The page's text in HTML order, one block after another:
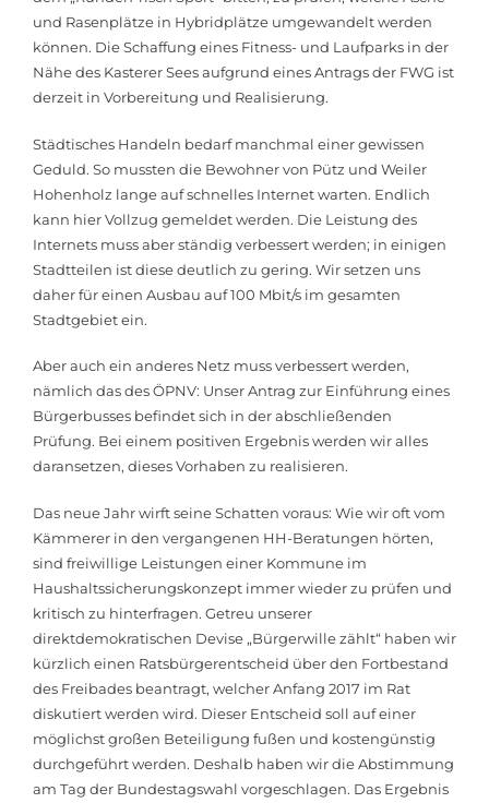
und Rasenplätze in Hybridplätze umgewandelt werden
können. Die Schaffung eines Fitness- und Laufparks in der
Nähe des Kasterer Sees aufgrund eines Antrags der FWG ist
derzeit in Vorbereitung und Realisierung.
Städtisches Handeln bedarf manchmal einer gewissen
Geduld. So mussten die Bewohner von Pütz und Weiler
Hohenholz lange auf schnelles Internet warten. Endlich
kann hier Vollzug gemeldet werden. Die Leistung des
Internets muss aber ständig verbessert werden; in einigen
Stadtteilen ist diese deutlich zu gering. Wir setzen uns
daher für einen Ausbau auf 100 Mbit/s im gesamten
Stadtgebiet ein.
Aber auch ein anderes Netz muss verbessert werden,
nämlich das des ÖPNV: Unser Antrag zur Einführung eines
Bürgerbusses befindet sich in der abschließenden
Prüfung. Bei einem positiven Ergebnis werden wir alles
daransetzen, dieses Vorhaben zu realisieren.
Das neue Jahr wirft seine Schatten voraus: Wie wir oft vom
Kämmerer in den vergangenen HH-Beratungen hörten,
sind freiwillige Leistungen einer Kommune im
Haushaltssicherungskonzept immer wieder zu prüfen und
kritisch zu hinterfragen. Getreu unserer
direktdemokratischen Devise „Bürgerwille zählt“ haben wir
kürzlich einen Ratsbürgerentscheid über den Fortbestand
des Freibades beantragt, welcher Anfang 2017 im Rat
diskutiert werden wird. Dieser Entscheid soll auf einer
möglichst großen Beteiligung fußen und kostengünstig
durchgeführt werden. Deshalb haben wir die Abstimmung
am Tag der Bundestagswahl vorgeschlagen. Das Ergebnis